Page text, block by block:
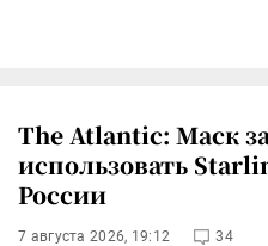
The Atlantic: Маск
использовать
России
7 августа 2026, 19:12 34